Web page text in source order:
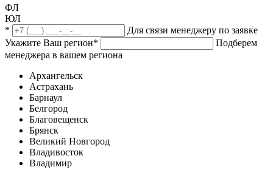
ФЛ
ЮЛ
*
Для связи менеджеру по заявке
Укажите Ваш регион*
Подберем
менеджера в вашем региона
Архангельск
Астрахань
Барнаул
Белгород
Благовещенск
Брянск
Великий Новгород
Владивосток
Владимир